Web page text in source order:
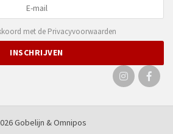
met de Privacyvoorwaarden
Gobelijn &Omnipos